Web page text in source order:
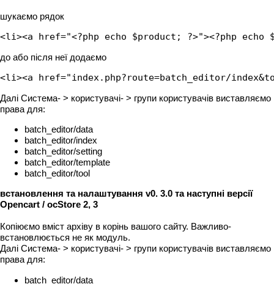
шукаємо рядок
<li><a href="<?php echo $product; ?>"><?php
до або після неї додаємо
<li><a href="index.php?route=batch_editor/
Далі Система- > користувачі- > групи користувачів виставляємо
права для:
batch_editor/data
batch_editor/index
batch_editor/setting
batch_editor/template
batch_editor/tool
встановлення та налаштування v0. 3.0 та наступні версії
Opencart / ocStore 2, 3
Копіюємо вміст архіву в корінь вашого сайту. Важливо-
встановлюється не як модуль.
Далі Система- > користувачі- > групи користувачів виставляємо
права для:
batch_editor/data